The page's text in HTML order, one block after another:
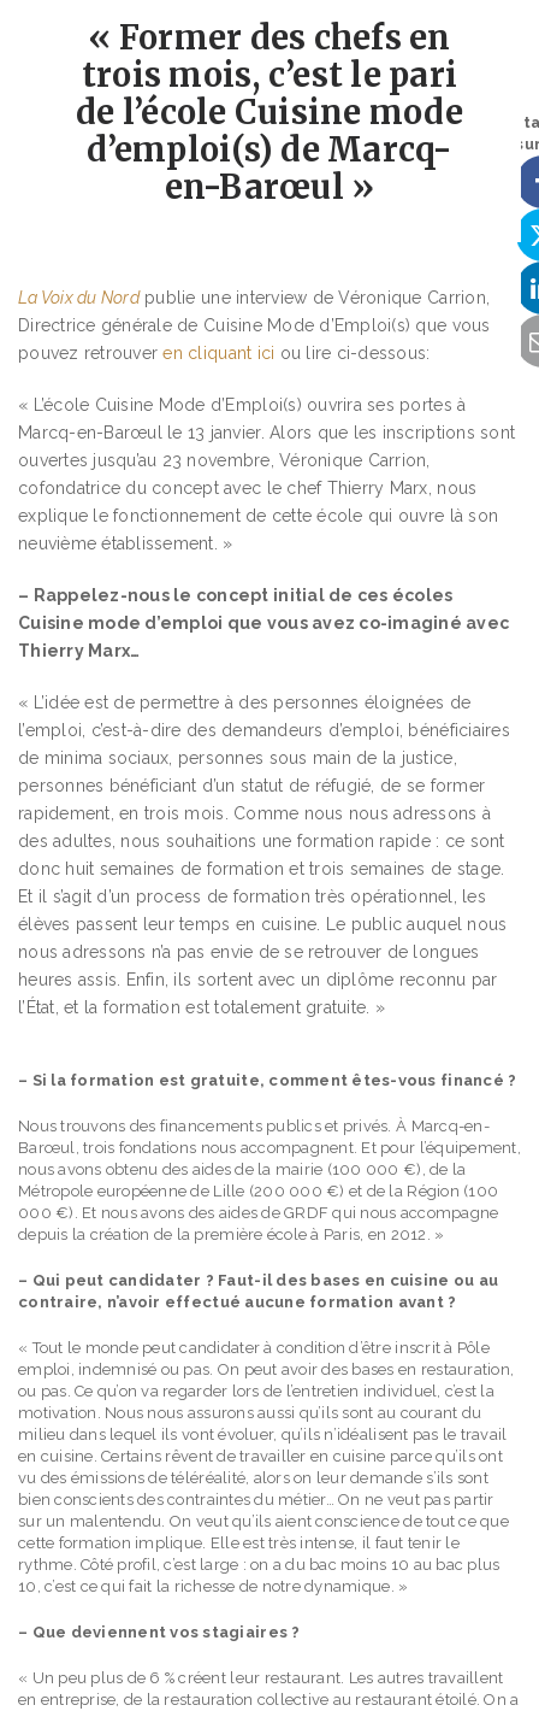
« Former des chefs en
trois mois, c’est le pari
de l’école Cuisine mode
d’emploi(s) de Marcq-
en-Barœul »
La Voix du Nordpublie une interview de Véronique Carrion,
Directrice générale de Cuisine Mode d’Emploi(s) que vous
pouvez retrouveren cliquant ici ou lire ci-dessous:
« L’école Cuisine Mode d’Emploi(s) ouvrira ses portes à
Marcq-en-Barœul le 13 janvier. Alors que les inscriptions sont
ouvertes jusqu’au 23 novembre, Véronique Carrion,
cofondatrice du concept avec le chef Thierry Marx, nous
explique le fonctionnement de cette école qui ouvre là son
neuvième établissement. »
– Rappelez-nous le concept initial de ces écoles
Cuisine mode d’emploi que vous avez co-imaginé avec
Thierry Marx…
« L’idée est de permettre à des personnes éloignées de
l’emploi, c’est-à-dire des demandeurs d’emploi, bénéficiaires
de minima sociaux, personnes sous main de la justice,
personnes bénéficiant d’un statut de réfugié, de se former
rapidement, en trois mois. Comme nous nous adressons à
des adultes, nous souhaitions une formation rapide : ce sont
donc huit semaines de formation et trois semaines de stage.
Et il s’agit d’un process de formation très opérationnel, les
élèves passent leur temps en cuisine. Le public auquel nous
nous adressons n’a pas envie de se retrouver de longues
heures assis. Enfin, ils sortent avec un diplôme reconnu par
l’État, et la formation est totalement gratuite. »
– Si la formation est gratuite, comment êtes-vous financé ?
Nous trouvons des financements publics et privés. À Marcq-en-
Barœul, trois fondations nous accompagnent. Et pour l’équipement,
nous avons obtenu des aides de la mairie (100 000 €), de la
Métropole européenne de Lille (200 000 €) et de la Région (100
000 €). Et nous avons des aides de GRDF qui nous accompagne
depuis la création de la première école à Paris, en 2012. »
– Qui peut candidater ? Faut-il des bases en cuisine ou au
contraire, n’avoir effectué aucune formation avant ?
« Tout le monde peut candidater à condition d’être inscrit à Pôle
emploi, indemnisé ou pas. On peut avoir des bases en restauration,
ou pas. Ce qu’on va regarder lors de l’entretien individuel, c’est la
motivation. Nous nous assurons aussi qu’ils sont au courant du
milieu dans lequel ils vont évoluer, qu’ils n’idéalisent pas le travail
en cuisine. Certains rêvent de travailler en cuisine parce qu’ils ont
vu des émissions de téléréalité, alors on leur demande s’ils sont
bien conscients des contraintes du métier… On ne veut pas partir
sur un malentendu. On veut qu’ils aient conscience de tout ce que
cette formation implique. Elle est très intense, il faut tenir le
rythme. Côté profil, c’est large : on a du bac moins 10 au bac plus
10, c’est ce qui fait la richesse de notre dynamique. »
– Que deviennent vos stagiaires ?
« Un peu plus de 6 % créent leur restaurant. Les autres travaillent
en entreprise, de la restauration collective au restaurant étoilé. On a